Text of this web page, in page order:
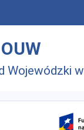
Wojewódzki